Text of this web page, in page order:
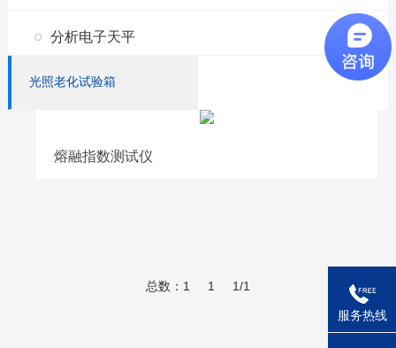
分析电子天平
光照老化试验箱
熔融指数测试仪
总数：1 1 1/1
服务热线